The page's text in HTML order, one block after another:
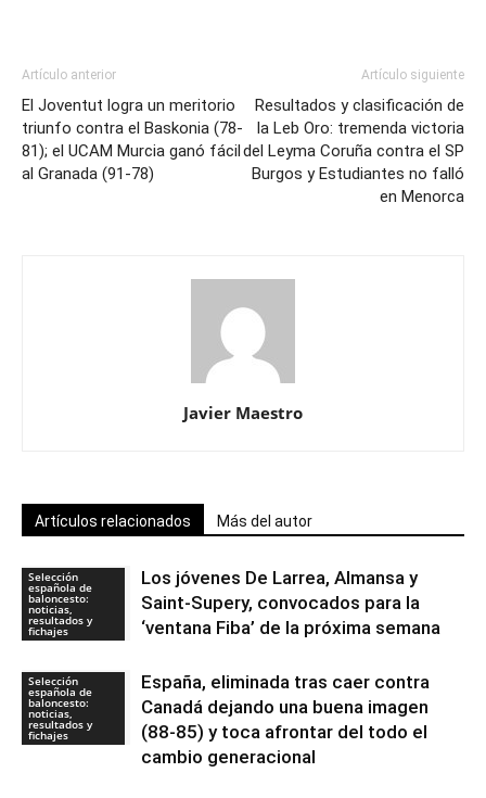
Artículo anterior
El Joventut logra un meritorio
triunfo contra el Baskonia (78-
81); el UCAM Murcia ganó fácil
al Granada (91-78)
Artículo siguiente
Resultados y clasificación de
la Leb Oro: tremenda victoria
del Leyma Coruña contra el SP
Burgos y Estudiantes no falló
en Menorca
Javier Maestro
Artículos relacionados Más del autor
Selección
española de
baloncesto:
noticias,
resultados y
fichajes
Los jóvenes De Larrea, Almansa y
Saint-Supery, convocados para la
‘ventana Fiba’ de la próxima semana
Selección
española de
baloncesto:
noticias,
resultados y
fichajes
España, eliminada tras caer contra
Canadá dejando una buena imagen
(88-85) y toca afrontar del todo el
cambio generacional